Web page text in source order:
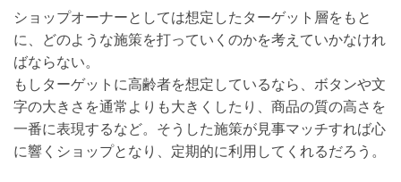
ショップオーナーとしては想定したターゲット層をもと
に、どのような施策を打っていくのかを考えていかなけれ
ばならない。
もしターゲットに高齢者を想定しているなら、ボタンや文
字の大きさを通常よりも大きくしたり、商品の質の高さを
一番に表現するなど。そうした施策が見事マッチすれば心
に響くショップとなり、定期的に利用してくれるだろう。